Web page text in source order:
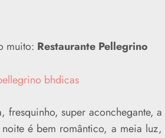
muito: Restaurante Pellegrino
fresquinho, super aconchegante, a
é bem romântico, a meia luz,